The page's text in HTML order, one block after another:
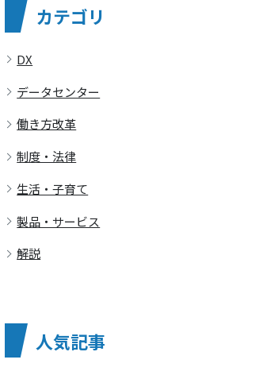
カテゴリ
DX
データセンター
働き方改革
制度・法律
生活・子育て
製品・サービス
解説
人気記事